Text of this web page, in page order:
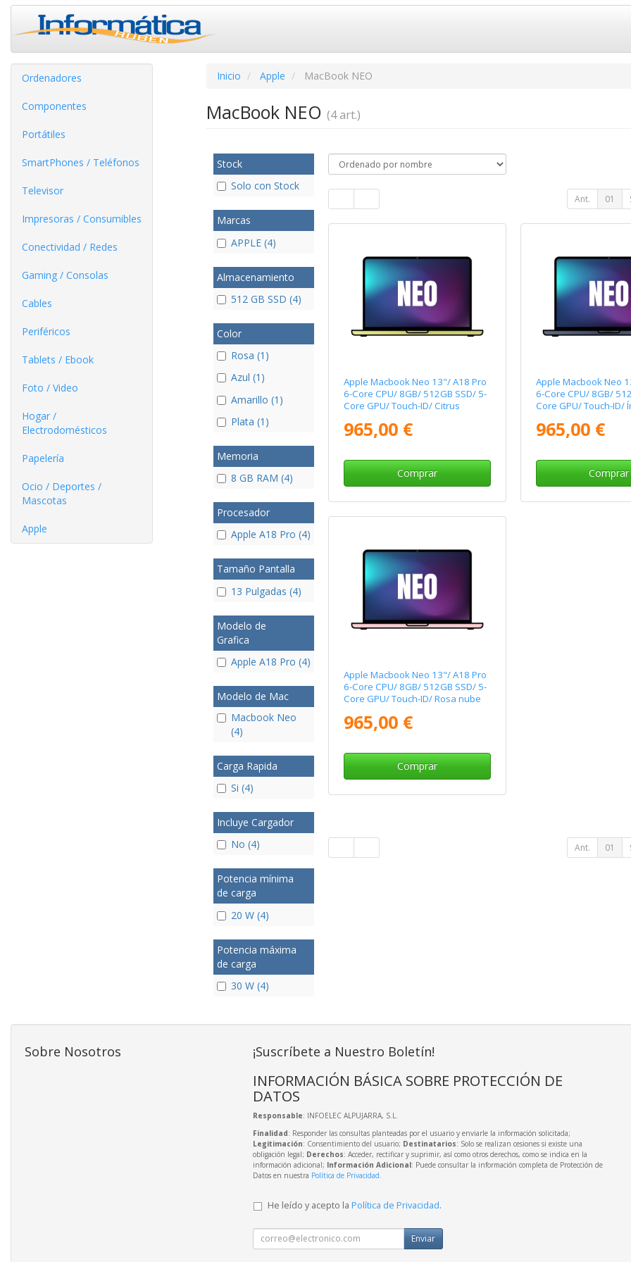
Ordenadores
Componentes
Portátiles
SmartPhones / Teléfonos
Televisor
Impresoras / Consumibles
Conectividad / Redes
Gaming / Consolas
Cables
Periféricos
Tablets / Ebook
Foto / Video
Hogar /
Electrodomésticos
Papelería
Ocio / Deportes /
Mascotas
Apple
Inicio Apple MacBook NEO
MacBook NEO (4 art.)
Stock
Solo con Stock
Marcas
APPLE (4)
Almacenamiento
512 GB SSD (4)
Color
Rosa (1)
Azul (1)
Amarillo (1)
Plata (1)
Memoria
8 GB RAM (4)
Procesador
Apple A18 Pro (4)
Tamaño Pantalla
13 Pulgadas (4)
Modelo de
Grafica
Apple A18 Pro (4)
Modelo de Mac
Macbook Neo
(4)
Carga Rapida
Si (4)
Incluye Cargador
No (4)
Potencia mínima
de carga
20 W (4)
Potencia máxima
de carga
30 W (4)
Ant. 01
Apple Macbook Neo 13"/ A18 Pro
6-Core CPU/ 8GB/ 512GB SSD/ 5-
Core GPU/ Touch-ID/ Citrus
965,00 €
Comprar
Apple Macbook Neo
6-Core CPU/ 8GB/
Core GPU/ Touch-ID/
965,00 €
Comprar
Apple Macbook Neo 13"/ A18 Pro
6-Core CPU/ 8GB/ 512GB SSD/ 5-
Core GPU/ Touch-ID/ Rosa nube
965,00 €
Comprar
Ant. 01
Sobre Nosotros ¡Suscríbete a Nuestro Boletín!
INFORMACIÓN BÁSICA SOBRE PROTECCIÓN DE
DATOS
Responsable: INFOELEC ALPUJARRA, S.L.
Finalidad: Responder las consultas planteadas por el usuario y enviarle la información solicitada;
Legitimación: Consentimiento del usuario; Destinatarios: Solo se realizan cesiones si existe una
obligación legal; Derechos: Acceder, rectificar y suprimir, así como otros derechos, como se indica en la
información adicional; Información Adicional: Puede consultar la información completa de Protección de
Datos en nuestra Política de Privacidad
He leído y acepto la Política de Privacidad.
Enviar